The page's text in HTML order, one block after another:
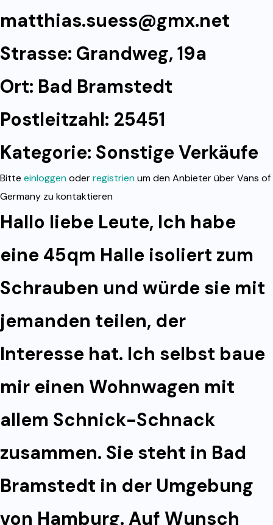
matthias.suess@gmx.net
Strasse: Grandweg, 19a
Ort: Bad Bramstedt
Postleitzahl: 25451
Kategorie: Sonstige Verkäufe
Bitte einloggenoderregistrienum den Anbieter über Vans of
Germany zu kontaktieren
Hallo liebe Leute, Ich habe
eine 45qm Halle isoliert zum
Schrauben und würde sie mit
jemanden teilen, der
Interesse hat. Ich selbst baue
mir einen Wohnwagen mit
allem Schnick-Schnack
zusammen. Sie steht in Bad
Bramstedt in der Umgebung
von Hamburg. Auf Wunsch